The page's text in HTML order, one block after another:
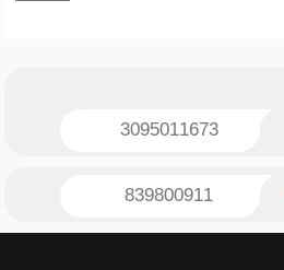
3095011673
839800911